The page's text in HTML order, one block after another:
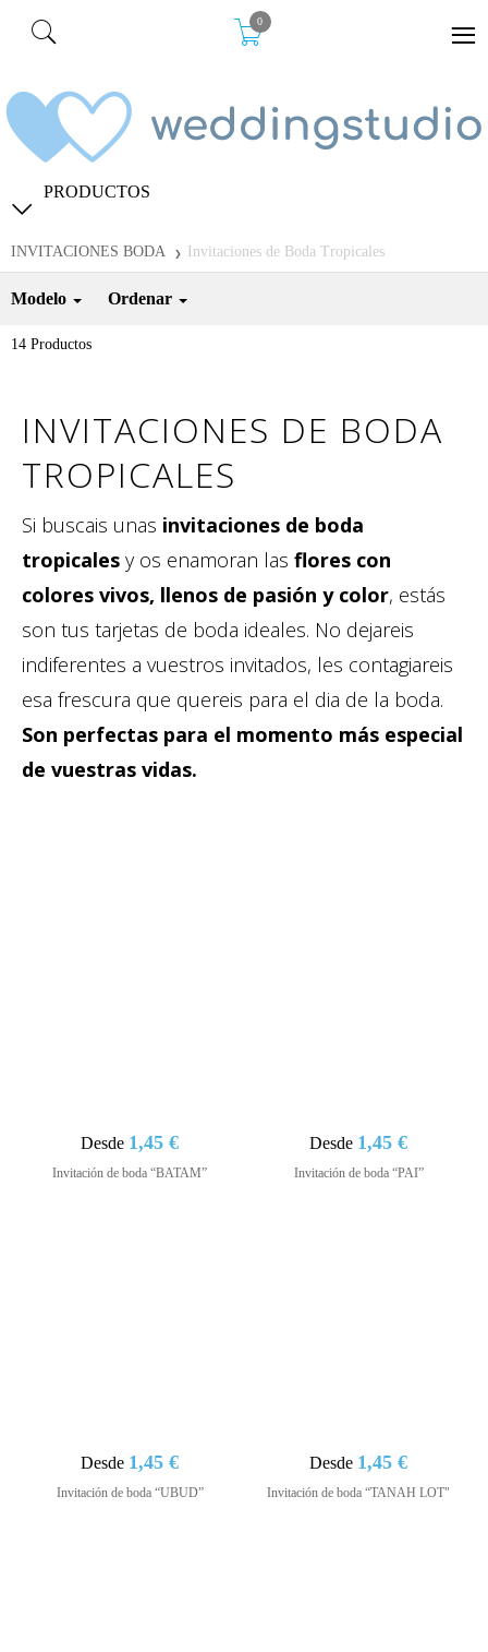
0
PRODUCTOS
INVITACIONES BODA Invitaciones de Boda Tropicales
Modelo Ordenar
14 Productos
INVITACIONES DE BODA
TROPICALES
Si buscais unas invitaciones de boda
tropicales y os enamoran las flores con
colores vivos, llenos de pasión y color, estás
son tus tarjetas de boda ideales. No dejareis
indiferentes a vuestros invitados, les contagiareis
esa frescura que quereis para el dia de la boda.
Son perfectas para el momento más especial
de vuestras vidas.
Desde 1,45 €
Invitación de boda “BATAM”
Desde 1,45 €
Invitación de boda “PAI”
Desde 1,45 €
Invitación de boda “UBUD”
Desde 1,45 €
Invitación de boda “TANAH LOT"